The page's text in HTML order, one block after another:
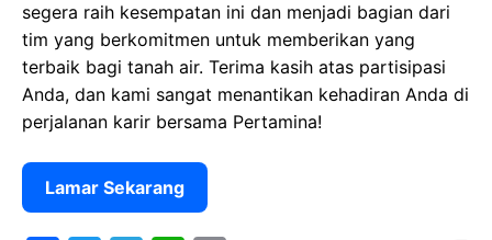
segera raih kesempatan ini dan menjadi bagian dari
tim yang berkomitmen untuk memberikan yang
terbaik bagi tanah air. Terima kasih atas partisipasi
Anda, dan kami sangat menantikan kehadiran Anda di
perjalanan karir bersama Pertamina!
Lamar Sekarang